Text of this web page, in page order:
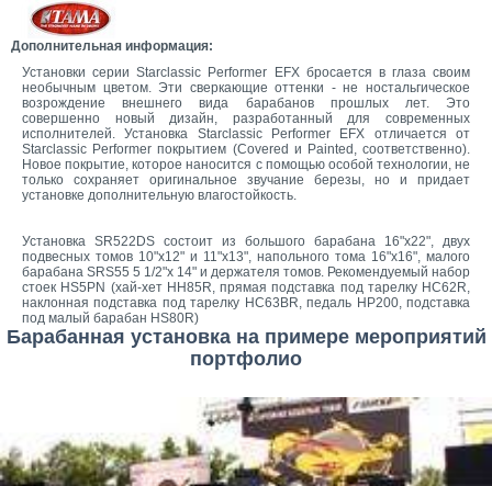
Дополнительная информация:
Установки серии Starclassic Performer EFX бросается в глаза своим
необычным цветом. Эти сверкающие оттенки - не ностальгическое
возрождение внешнего вида барабанов прошлых лет. Это
совершенно новый дизайн, разработанный для современных
исполнителей. Установка Starclassic Performer EFX отличается от
Starclassic Performer покрытием (Covered и Painted, соответственно).
Новое покрытие, которое наносится с помощью особой технологии, не
только сохраняет оригинальное звучание березы, но и придает
установке дополнительную влагостойкость.
Установка SR522DS состоит из большого барабана 16"х22", двух
подвесных томов 10"х12" и 11"х13", напольного тома 16"х16", малого
барабана SRS55 5 1/2"х 14" и держателя томов. Рекомендуемый набор
стоек HS5PN (хай-хет HH85R, прямая подставка под тарелку HC62R,
наклонная подставка под тарелку HC63BR, педаль HP200, подставка
под малый барабан HS80R)
Барабанная установка на примере мероприятий
портфолио